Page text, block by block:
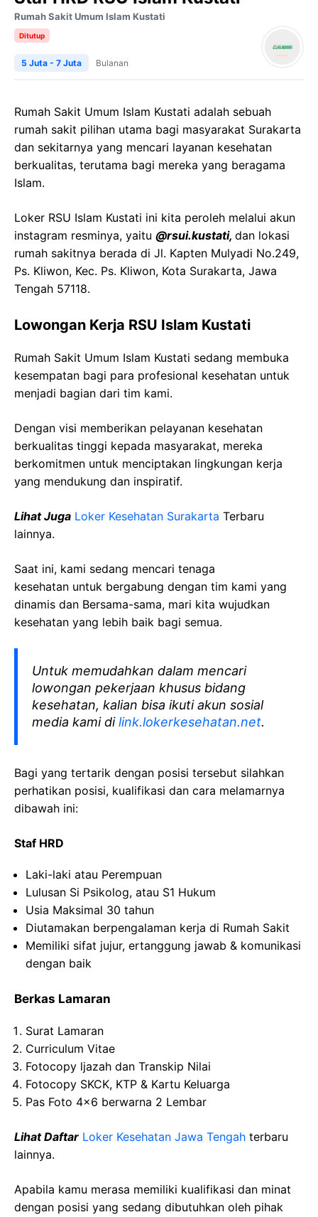
Rumah Sakit Umum Islam Kustati
Ditutup
5 Juta - 7 Juta Bulanan
Rumah Sakit Umum Islam Kustati adalah sebuah
rumah sakit pilihan utama bagi masyarakat Surakarta
dan sekitarnya yang mencari layanan kesehatan
berkualitas, terutama bagi mereka yang beragama
Islam.
Loker RSU Islam Kustati ini kita peroleh melalui akun
instagram resminya, yaitu @rsui.kustati, dan lokasi
rumah sakitnya berada di Jl. Kapten Mulyadi No.249,
Ps. Kliwon, Kec. Ps. Kliwon, Kota Surakarta, Jawa
Tengah 57118.
Lowongan Kerja RSU Islam Kustati
Rumah Sakit Umum Islam Kustati sedang membuka
kesempatan bagi para profesional kesehatan untuk
menjadi bagian dari tim kami.
Dengan visi memberikan pelayanan kesehatan
berkualitas tinggi kepada masyarakat, mereka
berkomitmen untuk menciptakan lingkungan kerja
yang mendukung dan inspiratif.
Lihat Juga Loker Kesehatan Surakarta Terbaru
lainnya.
Saat ini, kami sedang mencari tenaga
kesehatan untuk bergabung dengan tim kami yang
dinamis dan Bersama-sama, mari kita wujudkan
kesehatan yang lebih baik bagi semua.
Untuk memudahkan dalam mencari
lowongan pekerjaan khusus bidang
kesehatan, kalian bisa ikuti akun sosial
media kami dilink.lokerkesehatan.net.
Bagi yang tertarik dengan posisi tersebut silahkan
perhatikan posisi, kualifikasi dan cara melamarnya
dibawah ini:
Staf HRD
Laki-laki atau Perempuan
Lulusan Si Psikolog, atau S1 Hukum
Usia Maksimal 30 tahun
Diutamakan berpengalaman kerja di Rumah Sakit
Memiliki sifat jujur, ertanggung jawab & komunikasi
dengan baik
Berkas Lamaran
Surat Lamaran
Curriculum Vitae
Fotocopy ljazah dan Transkip Nilai
Fotocopy SKCK, KTP & Kartu Keluarga
Pas Foto 4×6 berwarna 2 Lembar
Lihat Daftar Loker Kesehatan Jawa Tengah terbaru
lainnya.
Apabila kamu merasa memiliki kualifikasi dan minat
dengan posisi yang sedang dibutuhkan oleh pihak